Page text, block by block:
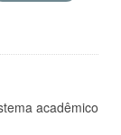
acadêmico